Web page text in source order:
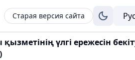
Старая версия сайта
үлгі ережесін